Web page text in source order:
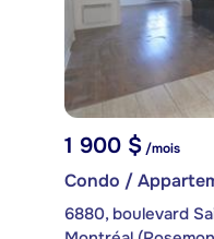
1 900 $/mois
Condo /
6880, boulevard